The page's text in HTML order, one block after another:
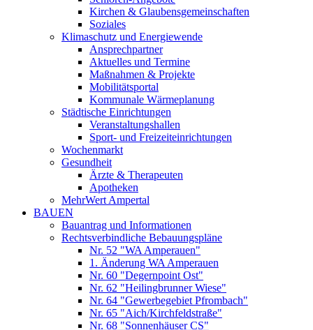
Kirchen & Glaubensgemeinschaften
Soziales
Klimaschutz und Energiewende
Ansprechpartner
Aktuelles und Termine
Maßnahmen & Projekte
Mobilitätsportal
Kommunale Wärmeplanung
Städtische Einrichtungen
Veranstaltungshallen
Sport- und Freizeiteinrichtungen
Wochenmarkt
Gesundheit
Ärzte & Therapeuten
Apotheken
MehrWert Ampertal
BAUEN
Bauantrag und Informationen
Rechtsverbindliche Bebauungspläne
Nr. 52 "WA Amperauen"
1. Änderung WA Amperauen
Nr. 60 "Degernpoint Ost"
Nr. 62 "Heilingbrunner Wiese"
Nr. 64 "Gewerbegebiet Pfrombach"
Nr. 65 "Aich/Kirchfeldstraße"
Nr. 68 "Sonnenhäuser CS"